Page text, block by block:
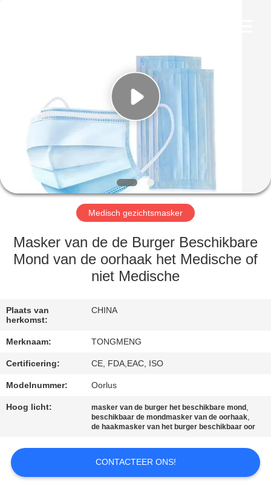
PRODUCTEN
ONGEVEER
ONS
FABRIEKSREIS
KWALITEITSCONTROLE
CONTACTEER
EEN
CITAAT
PRIVACY
Medisch gezichtsmasker
Masker van de de Burger Beschikbare
Mond van de oorhaak het Medische of
niet Medische
Plaats van
herkomst:
CHINA
Merknaam: TONGMENG
Certificering: CE, FDA,EAC, ISO
Modelnummer: Oorlus
Hoog licht: masker van de burger het beschikbare mond ,
beschikbaar de mondmasker van de oorhaak,
de haakmasker van het burger beschikbaar oor
CONTACTEER ONS!